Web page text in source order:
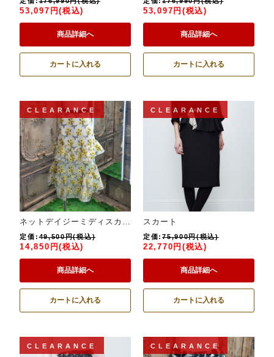
53,097円(税込)
商品詳細へ
カートに入れる
53,097円(税込)
商品詳細へ
カートに入れる
CLEARANCE
ネットデイジーミディスカート
定価:49,500円(税込)
14,850円(税込)
商品詳細へ
カートに入れる
CLEARANCE
スカート
定価:75,900円(税込)
22,770円(税込)
商品詳細へ
カートに入れる
CLEARANCE CLEARANCE